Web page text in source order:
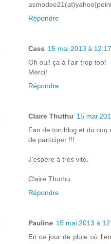
Répondre
Cass 15 mai 2013 à 12:17
Oh oui! ça à l'air trop top!
Merci!
Répondre
Claire Thuthu 15 mai
Fan de ton blog et du coq
de participer !!!
J'espère à très vite.
Claire Thuthu
Répondre
Pauline 15 mai 2013 à
En ce jour de pluie où